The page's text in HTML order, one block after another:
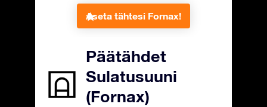
Aseta tähtesi Fornax!
Päätähdet
Sulatusuuni
(Fornax)